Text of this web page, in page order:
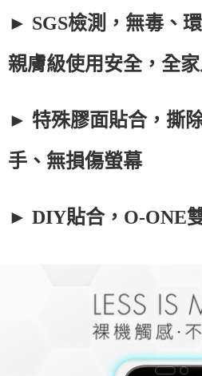
► SGS檢測，無毒、
親膚級使用安全，全
► 特殊膠面貼合，撕
手、無損傷螢幕
► DIY貼合，O-ONE